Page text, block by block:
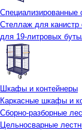
Специализированные
Стеллаж для канистр
для 19-литровых
Шкафы и контейнеры
Каркасные шкафы и
Сборно-разборные
Цельносварные